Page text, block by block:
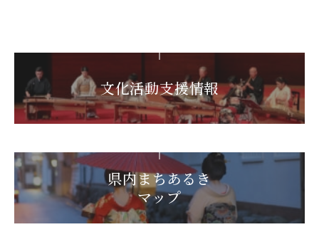
文化活動支援情報
県内まちあるき
マップ